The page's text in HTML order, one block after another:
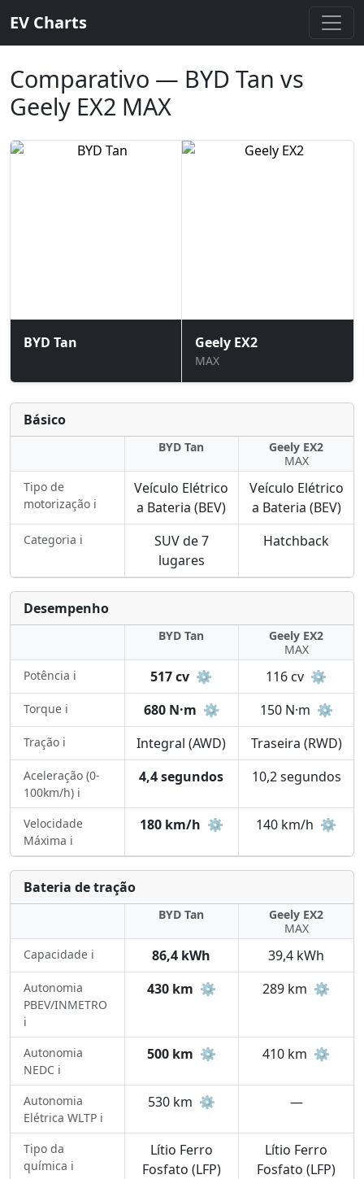
EV Charts
Comparativo — BYD Tan vs
Geely EX2 MAX
BYD Tan Geely EX2
MAX
Básico
BYD Tan
Geely EX2
MAX
Tipo de
motorização ℹ️
Veículo Elétrico
a Bateria (BEV)
Veículo Elétrico
a Bateria (BEV)
Categoria ℹ️
SUV de 7
lugares
Hatchback
Desempenho
BYD Tan
Geely EX2
MAX
Potência ℹ️
517 cv ⚙️ 116 cv ⚙️
Torque ℹ️ 680 N·m ⚙️ 150 N·m ⚙️
Tração ℹ️ Integral (AWD) Traseira (RWD)
Aceleração (0-
100km/h) ℹ️
4,4 segundos 10,2 segundos
Velocidade
Máxima ℹ️
180 km/h ⚙️ 140 km/h ⚙️
Bateria de tração
BYD Tan
Geely EX2
MAX
Capacidade ℹ️
86,4 kWh 39,4 kWh
Autonomia
PBEV/INMETRO
ℹ️
430 km ⚙️ 289 km ⚙️
Autonomia
NEDC ℹ️
500 km ⚙️ 410 km ⚙️
Autonomia
Elétrica WLTP ℹ️
530 km ⚙️ —
Tipo da
química ℹ️
Lítio Ferro
Fosfato (LFP)
Lítio Ferro
Fosfato (LFP)